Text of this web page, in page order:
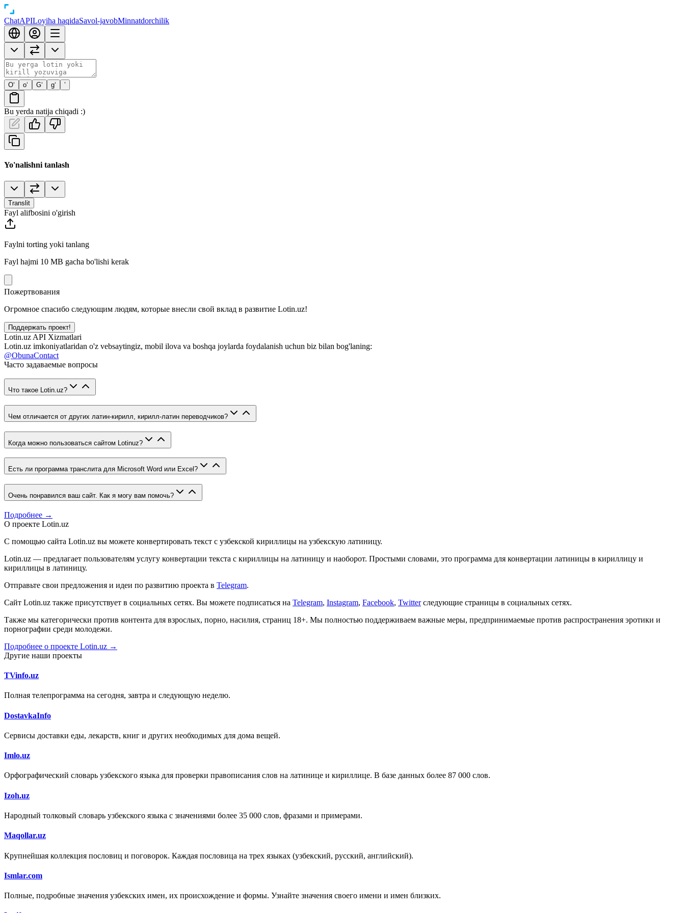
ChatAPILoyiha haqidaSavol-javobMinnatdorchilik
O‘ o‘ G‘ g‘ ’
Bu yerda natija chiqadi :)
Yo'nalishni tanlash
Translit
Fayl alifbosini o'girish
Faylni torting yoki tanlang
Fayl hajmi 10 MB gacha bo'lishi kerak
Пожертвования
Огромное спасибо следующим людям, которые внесли свой вклад в развитие Lotin.uz!
Поддержать проект!
Lotin.uz API Xizmatlari
Lotin.uz imkoniyatlaridan o'z vebsaytingiz, mobil ilova va boshqa joylarda foydalanish uchun biz bilan bog'laning:
@ObunaContact
Часто задаваемые вопросы
Что такое Lotin.uz?
Чем отличается от других латин-кирилл, кирилл-латин переводчиков?
Когда можно пользоваться сайтом Lotinuz?
Есть ли программа транслита для Microsoft Word или Excel?
Очень понравился ваш сайт. Как я могу вам помочь?
Подробнее →
О проекте Lotin.uz
С помощью сайта Lotin.uz вы можете конвертировать текст с узбекской кириллицы на узбекскую латиницу.
Lotin.uz — предлагает пользователям услугу конвертации текста с кириллицы на латиницу и наоборот. Простыми словами, это программа для конвертации латиницы в кириллицу и
кириллицы в латиницу.
Отправьте свои предложения и идеи по развитию проекта в Telegram.
Сайт Lotin.uz также присутствует в социальных сетях. Вы можете подписаться на Telegram, Instagram, Facebook, Twitter следующие страницы в социальных сетях.
Также мы категорически против контента для взрослых, порно, насилия, страниц 18+. Мы полностью поддерживаем важные меры, предпринимаемые против распространения эротики и
порнографии среди молодежи.
Подробнее о проекте Lotin.uz →
Другие наши проекты
TVinfo.uz
Полная телепрограмма на сегодня, завтра и следующую неделю.
DostavkaInfo
Сервисы доставки еды, лекарств, книг и других необходимых для дома вещей.
Imlo.uz
Орфографический словарь узбекского языка для проверки правописания слов на латинице и кириллице. В базе данных более 87 000 слов.
Izoh.uz
Народный толковый словарь узбекского языка с значениями более 35 000 слов, фразами и примерами.
Maqollar.uz
Крупнейшая коллекция пословиц и поговорок. Каждая пословица на трех языках (узбекский, русский, английский).
Ismlar.com
Полные, подробные значения узбекских имен, их происхождение и формы. Узнайте значения своего имени и имен близких.